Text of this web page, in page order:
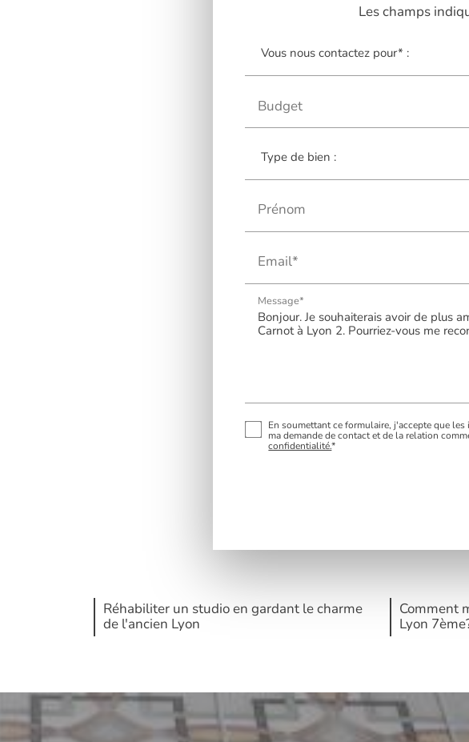
Les champs
Budget
Prénom
Email*
Message*
En soumettant ce formulaire, j'accepte que
ma demande de contact et de la relation
confidentialité.*
Réhabiliter un studio en gardant le charme
de l'ancien Lyon
Comment
Lyon